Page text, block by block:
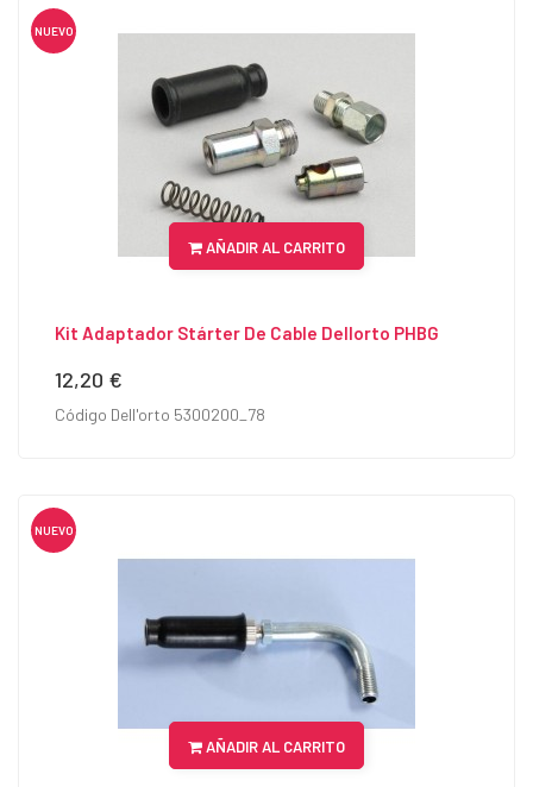
NUEVO
AÑADIR AL CARRITO
Kit Adaptador Stárter De Cable Dellorto PHBG
Precio
12,20 €
Código Dell'orto 5300200_78
NUEVO
AÑADIR AL CARRITO